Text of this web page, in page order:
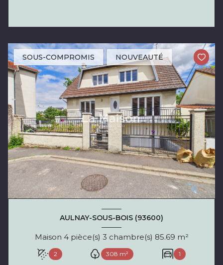
SOUS-COMPROMIS NOUVEAUTÉ
AULNAY-SOUS-BOIS (93600)
Maison 4 pièce(s) 3 chambre(s) 85.69 m²
2 308 m² 1